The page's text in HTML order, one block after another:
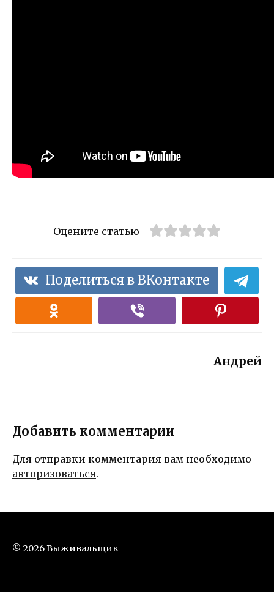
Оцените статью
Поделиться в ВКонтакте
Андрей
Добавить комментарии
Для отправки комментария вам необходимо
авторизоваться.
© 2026 Выживальщик